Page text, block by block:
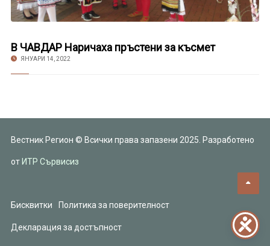
В ЧАВДАР Наричаха пръстени за късмет
ЯНУАРИ 14, 2022
Вестник Регион © Всички права запазени 2025. Разработено
от ИТР Сървисиз
Бисквитки Политика за поверителност
Декларация за достъпност